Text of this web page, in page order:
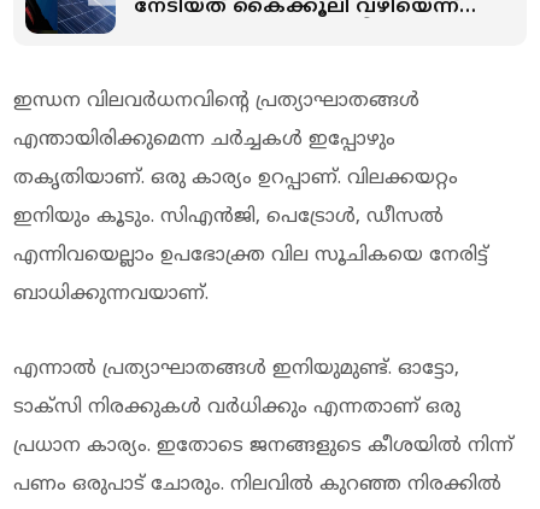
നേടിയത് കൈക്കൂലി വഴിയെന്ന്
ഇന്ധന വിലവർധനവിന്റെ പ്രത്യാഘാതങ്ങൾ
എന്തായിരിക്കുമെന്ന ചർച്ചകൾ ഇപ്പോഴും
തകൃതിയാണ്. ഒരു കാര്യം ഉറപ്പാണ്. വിലക്കയറ്റം
ഇനിയും കൂടും. സിഎൻജി, പെട്രോൾ, ഡീസൽ
എന്നിവയെല്ലാം ഉപഭോക്ത്ര വില സൂചികയെ നേരിട്ട്
ബാധിക്കുന്നവയാണ്.
എന്നാൽ പ്രത്യാഘാതങ്ങൾ ഇനിയുമുണ്ട്. ഓട്ടോ,
ടാക്സി നിരക്കുകൾ വർധിക്കും എന്നതാണ് ഒരു
പ്രധാന കാര്യം. ഇതോടെ ജനങ്ങളുടെ കീശയിൽ നിന്ന്
പണം ഒരുപാട് ചോരും. നിലവിൽ കുറഞ്ഞ നിരക്കിൽ